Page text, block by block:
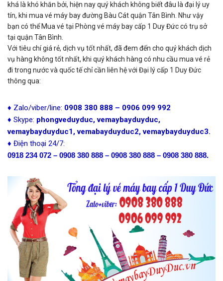
khá là khó khăn bởi, hiện nay quý khách không biết đâu là đại lý uy
tín, khi mua vé máy bay đường Bàu Cát quận Tân Bình. Như vậy
bạn có thể Mua vé tại Phòng vé máy bay cấp 1 Duy Đức có trụ sở
tại quận Tân Bình.
Với tiêu chí giá rẻ, dịch vụ tốt nhất, đã đem đến cho quý khách dịch
vụ hàng không tốt nhất, khi quý khách hàng có nhu cầu mua vé rẻ
đi trong nước và quốc tế chỉ cần liên hệ với Đại lý cấp 1 Duy Đức
thông qua:
♦ Zalo/viber/line: 0908 380 888 – 0906 099 992
♦ Skype: phongveduyduc, vemaybayduyduc,
vemaybayduyduc1, vemabayduyduc2, vemaybayduyduc3.
♦ Điện thoại 24/7:
0918 234 072 – 0908 380 888 – 0908 380 888 – 0908 380 888.